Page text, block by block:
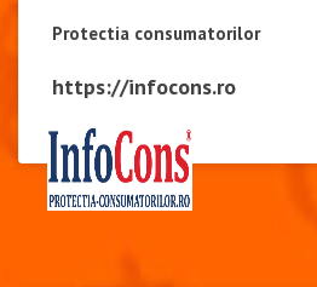
Protectia consumatorilor
https://infocons.ro